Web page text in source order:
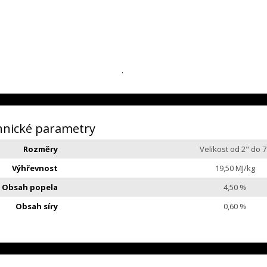
.
parametry
Rozměry
Velikost od 2" do
Výhřevnost
19,50 MJ/kg
Obsah popela
4,50 %
Obsah síry
0,60 %